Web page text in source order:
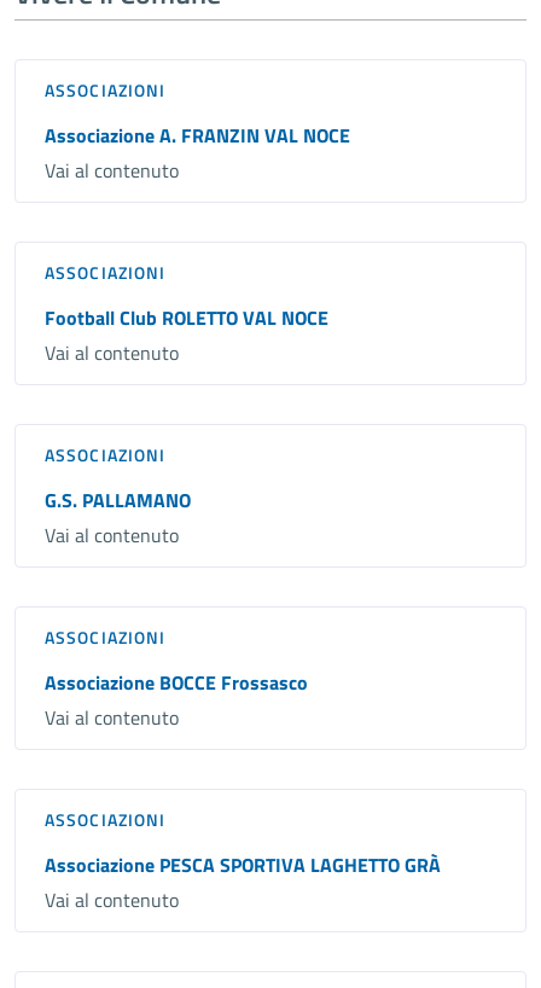
ASSOCIAZIONI
Associazione A. FRANZIN VAL NOCE
Vai al contenuto
ASSOCIAZIONI
Football Club ROLETTO VAL NOCE
Vai al contenuto
ASSOCIAZIONI
G.S. PALLAMANO
Vai al contenuto
ASSOCIAZIONI
Associazione BOCCE Frossasco
Vai al contenuto
ASSOCIAZIONI
Associazione PESCA SPORTIVA LAGHETTO GRÀ
Vai al contenuto